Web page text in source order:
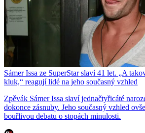
Sámer Issa ze SuperStar slaví 41 let. „A
kluk,“ reagují lidé na jeho současný vzhled
Zpěvák Sámer Issa slaví jednačtyřicáté
dokonce zásnuby. Jeho současný vzhled
bouřlivou debatu o stopách minulosti.